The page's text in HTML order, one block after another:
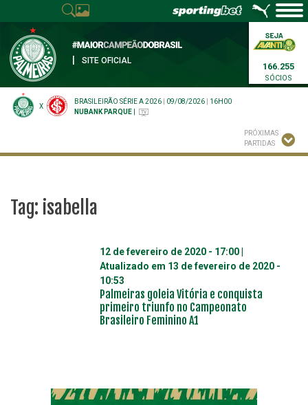
SITE OFICIAL
166.255
SÓCIOS
X
BRASILEIRÃO SÉRIE A 2026 09/08/2026
16H00
NUBANK PARQUE
PRÓXIMAS
PARTIDAS
Tag: isabella
12 de fevereiro de 2020 - 17:00
Atualizado em 13 de fevereiro de 2020 -
10:53
Palmeiras goleia Vitória e conquista
primeiro triunfo no Campeonato
Brasileiro Feminino A1